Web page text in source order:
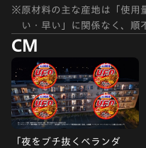
※原材料の主な産地は「使用
い・早い」に関係なく、順
CM
「夜をブチ抜くベランダ